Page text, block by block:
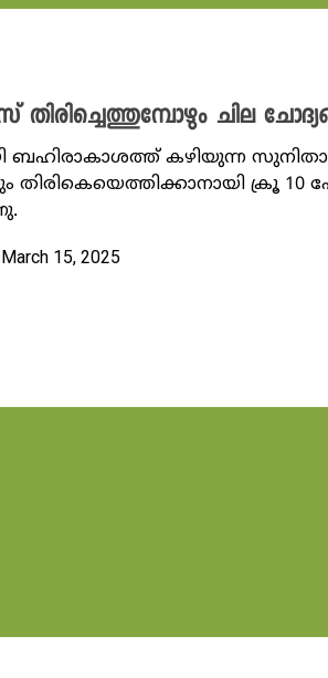
തിരിച്ചെത്തുമ്പോഴും ചില
ബഹിരാകാശത്ത് കഴിയുന്ന സുനിതാ
തിരികെയെത്തിക്കാനായി ക്രൂ 10
15, 2025